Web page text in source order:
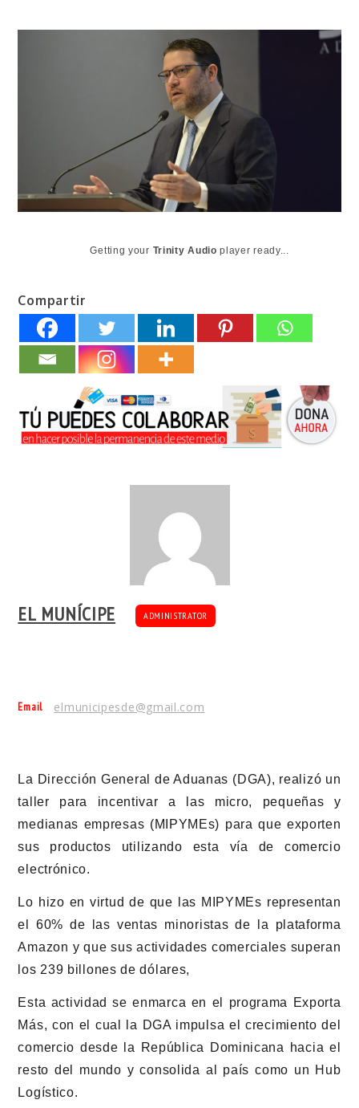
Getting your Trinity Audio player ready...
Compartir
EL MUNÍCIPE ADMINISTRATOR
Email elmunicipesde@gmail.com
La Dirección General de Aduanas (DGA), realizó un
taller para incentivar a las micro, pequeñas y
medianas empresas (MIPYMEs) para que exporten
sus productos utilizando esta vía de comercio
electrónico.
Lo hizo en virtud de que las MIPYMEs representan
el 60% de las ventas minoristas de la plataforma
Amazon y que sus actividades comerciales superan
los 239 billones de dólares,
Esta actividad se enmarca en el programa Exporta
Más, con el cual la DGA impulsa el crecimiento del
comercio desde la República Dominicana hacia el
resto del mundo y consolida al país como un Hub
Logístico.